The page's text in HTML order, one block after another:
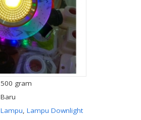
500 gram
Baru
Lampu Lampu Downlight